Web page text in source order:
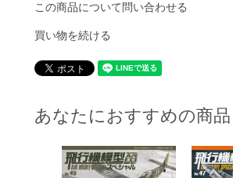
この商品について問い合わせる
買い物を続ける
あなたにおすすめの商品